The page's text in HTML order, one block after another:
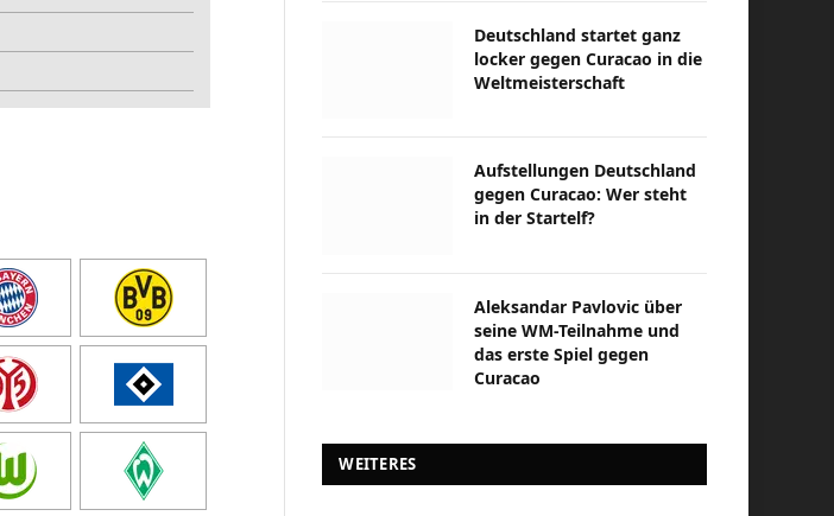
Deutschland startet ganz
locker gegen Curacao in die
Weltmeisterschaft
Aufstellungen Deutschland
gegen Curacao: Wer steht
in der Startelf?
Aleksandar Pavlovic über
seine WM-Teilnahme und
das erste Spiel gegen
Curacao
WEITERES